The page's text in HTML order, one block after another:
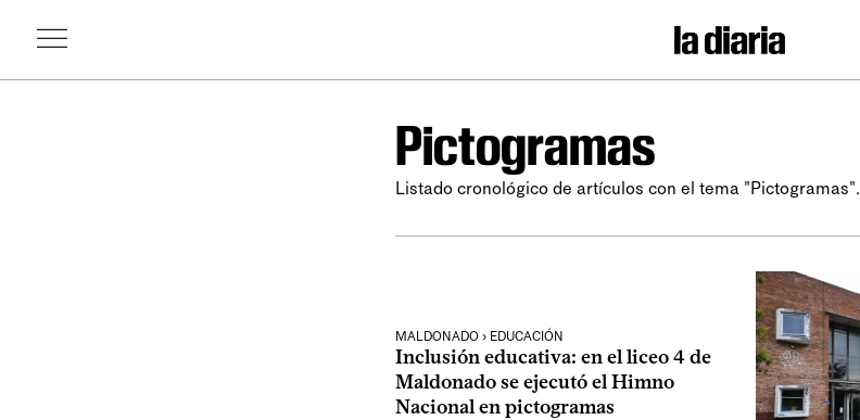
Pictogramas
Listado cronológico de artículos con el tema "Pictogramas".
MALDONADO › EDUCACIÓN
Inclusión educativa: en el liceo 4 de
Maldonado se ejecutó el Himno
Nacional en pictogramas